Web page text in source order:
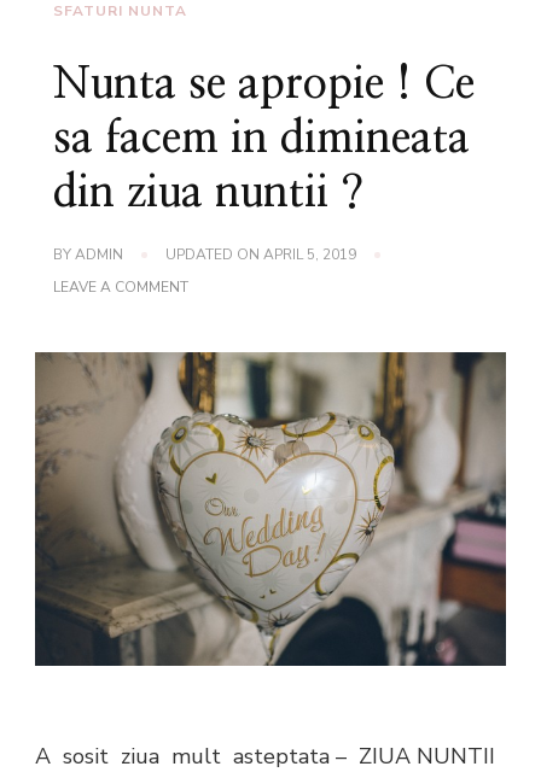
SFATURI NUNTA
Nunta se apropie ! Ce
sa facem in dimineata
din ziua nuntii ?
BYADMIN UPDATED ON APRIL 5, 2019
LEAVE A COMMENTON
CE
SA
FACEM
IN
DIMINEATA
ZIUA
NUNTII
?
A sosit ziua mult asteptata – ZIUA NUNTII